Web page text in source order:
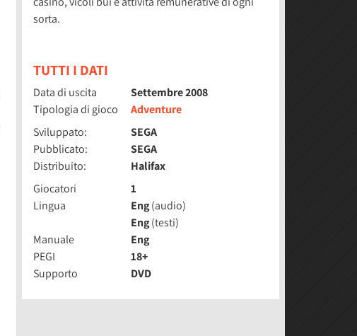
sorta.
TUTTI I DATI
Data di uscita
Settembre 2008
Tipologia di gioco
Adventure
Sviluppato:
SEGA
Pubblicato:
SEGA
Distribuito:
Halifax
Giocatori
1
Lingua
Eng(audio)
Eng(testi)
Manuale
Eng
PEGI
18+
Supporto
DVD